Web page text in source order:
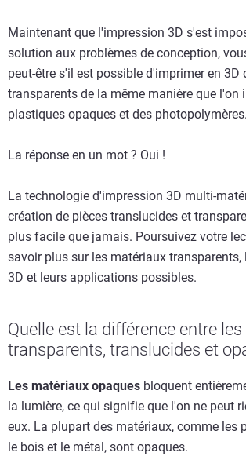
Maintenant que l'impression 3D s'est
solution aux problèmes de conception,
peut-être s'il est possible d'imprimer en 3D
transparents de la même manière que l'on
plastiques opaques et des photopolymères.
La réponse en un mot ? Oui !
La technologie d'impression 3D multi-
création de pièces translucides et
plus facile que jamais. Poursuivez votre
savoir plus sur les matériaux transparents,
3D et leurs applications possibles.
Quelle est la différence entre
transparents, translucides et
Les matériaux opaques bloquent
la lumière, ce qui signifie que l'on ne peut
eux. La plupart des matériaux, comme les
le bois et le métal, sont opaques.